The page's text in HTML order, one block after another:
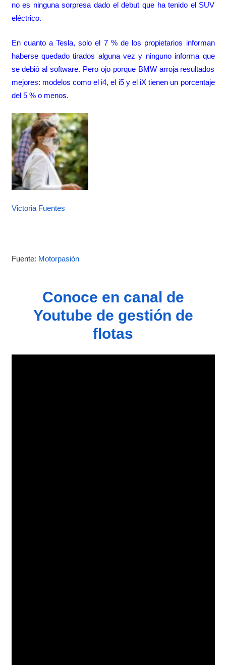
no es ninguna sorpresa dado el debut que ha tenido el SUV
eléctrico.
En cuanto a Tesla, solo el 7 % de los propietarios informan
haberse quedado tirados alguna vez y ninguno informa que
se debió al software. Pero ojo porque BMW arroja resultados
mejores: modelos como el i4, el i5 y el iX tienen un porcentaje
del 5 % o menos.
Victoria Fuentes
Fuente: Motorpasión
Conoce en canal de
Youtube de gestión de
flotas